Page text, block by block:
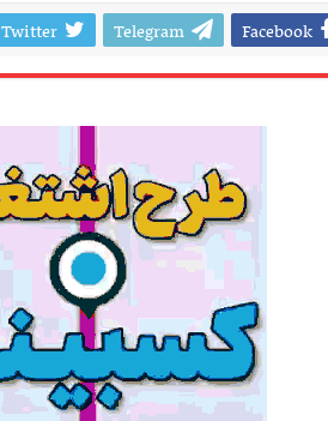
Facebook
Telegram
Twitter